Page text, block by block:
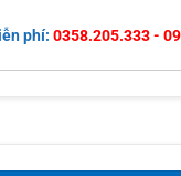
phí: 0358.205.333 -